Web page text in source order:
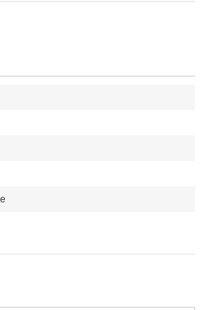
ンバー
ンバー」を1つ差し上げます。
トの場合は12点差し上げます。
」は先着です。無くなり次第予告なく配布
送り会参加券付き】【先着予約対象商
り1セットまでの購入となります。
日(火)10:59※完売次第終了※
商品1セットご予約・ご購入につき1口自
。
｡
繋がりにくい場合がございますが、商品
トアのマイページ「ご注文履歴」からもご
ダム1種) 55 x 85mm
ちランダム2種) 55 x 85mm
ださい。